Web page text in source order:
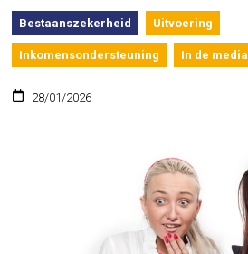
Bestaanszekerheid Uitvoering
Inkomensondersteuning In de media
28/01/2026